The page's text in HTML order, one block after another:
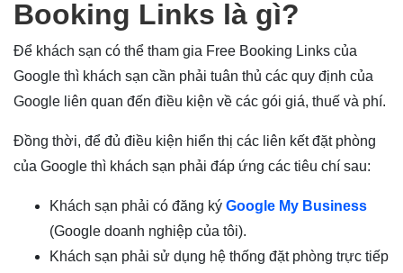
Booking Links là gì?
Để khách sạn có thể tham gia Free Booking Links của
Google thì khách sạn cần phải tuân thủ các quy định của
Google liên quan đến điều kiện về các gói giá, thuế và phí.
Đồng thời, để đủ điều kiện hiển thị các liên kết đặt phòng
của Google thì khách sạn phải đáp ứng các tiêu chí sau:
Khách sạn phải có đăng ký Google My Business
(Google doanh nghiệp của tôi).
Khách sạn phải sử dụng hệ thống đặt phòng trực tiếp